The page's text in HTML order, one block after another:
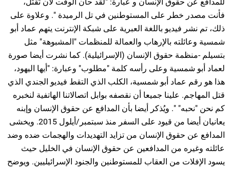
فأنت مصدر خطر على المستوطنين في تل الرميدة ". وعلاوة على
ذلك، تم نشر فيديو باللغة العبرية على شبكة الإنترنت يتهم عماد أبو
شمسية وعائلته بالإرهاب والعمالة للمنظمات "المشبوهة" مثل
بتسيلم -منظمة حقوق الإنسان (الإسرائيلية). كما نشرت أيضا صورة
لعماد أبو شمسية وعلى رأسه كلمة "مطلوب" وعبارة: "أيها اليهود،
هذا هو رقم عماد أبو شمسية، الكلب الذي التقط فيديو الجندي الذي
قتل المهاجم. علينا جميعا أن نقصفه بوابل اتصالاتنا الهاتفية لنخبره
كم نحن "نحبه" ". ويُذكر أيضا بأن المدافع عن حقوق الإنسان وإبنه
يعانيان أيضا من قيود على السفر منذ سبتمبر/أيلول 2015. ويخشى
المدافع عن حقوق الإنسان من تزايد التهديدات والهجمات ضده وضد
عائلته وغيره من المدافعين عن حقوق الإنسان في الخليل حيث
يسود الإفلات من العقاب للمستوطنين والجنود الإسرائيليين. ويوضح